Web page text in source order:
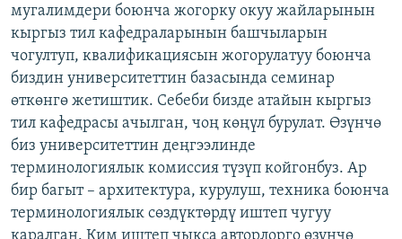
мугалимдери боюнча жогорку окуу жайларынын
кыргыз тил кафедраларынын башчыларын
чогултуп, квалификациясын жогорулатуу боюнча
биздин университеттин базасында семинар
өткөнгө жетиштик. Себеби бизде атайын кыргыз
тил кафедрасы ачылган, чоң көңүл бурулат. Өзүнчө
биз университеттин деңгээлинде
терминологиялык комиссия түзүп койгонбуз. Ар
бир багыт – архитектура, курулуш, техника боюнча
терминологиялык сөздүктөрдү иштеп чугуу